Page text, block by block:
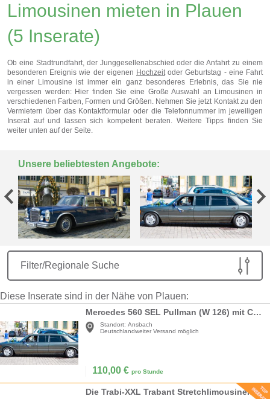
Limousinen mieten in Plauen
(5 Inserate)
Ob eine Stadtrundfahrt, der Junggesellenabschied oder die Anfahrt zu einem
besonderen Ereignis wie der eigenen Hochzeitoder Geburtstag - eine Fahrt
in einer Limousine ist immer ein ganz besonderes Erlebnis, das Sie nie
vergessen werden: Hier finden Sie eine Große Auswahl an Limousinen in
verschiedenen Farben, Formen und Größen. Nehmen Sie jetzt Kontakt zu den
Vermietern über das Kontaktformular oder die Telefonnummer im jeweiligen
Inserat auf und lassen sich kompetent beraten. Weitere Tipps finden Sie
weiter unten auf der Seite.
Unsere beliebtesten Angebote:
Filter/Regionale Suche
Diese Inserate sind in der Nähe von Plauen:
Mercedes 560 SEL Pullman (W 126) mit Chauffeur
Standort: Ansbach
Deutschlandweiter Versand möglich
110,00 € pro Stunde
Die Trabi-XXL Trabant Stretchlimousinen